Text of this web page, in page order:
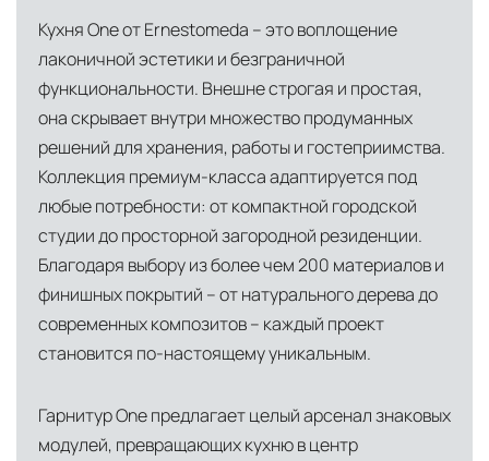
Индивидуальные условия для крупных
проектов, включая оплату по банковской
гарантии
Италии, откуда осуществляется прямое
снабжение мебелью, дверными конструкциями
и осветительными приборами. Это позволяет
нам гарантировать качество товара на всех
этапах транспортировки и исключить
посредников.
Собственные складские комплексы Мы
располагаем принадлежащими нам
складскими объектами в Москве, где хранятся
товары в надлежащих климатических
условиях. Наличие собственной
инфраструктуры позволяет сократить сроки
сохранностью продукции.
Кухня One от Ernestomeda – это воплощение
лаконичной эстетики и безграничной
функциональности. Внешне строгая и простая,
она скрывает внутри множество продуманных
решений для хранения, работы и гостеприимства.
Коллекция премиум-класса адаптируется под
любые потребности: от компактной городской
студии до просторной загородной резиденции.
Благодаря выбору из более чем 200 материалов и
финишных покрытий – от натурального дерева до
современных композитов – каждый проект
становится по-настоящему уникальным.
Гарнитур One предлагает целый арсенал знаковых
модулей, превращающих кухню в центр